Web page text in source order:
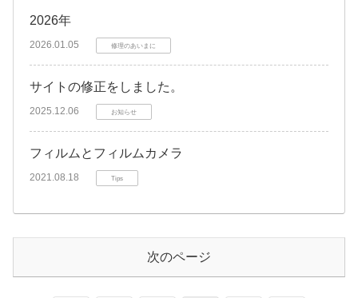
2026年
2026.01.05 修理のあいまに
サイトの修正をしました。
2025.12.06 お知らせ
フィルムとフィルムカメラ
2021.08.18 Tips
次のページ